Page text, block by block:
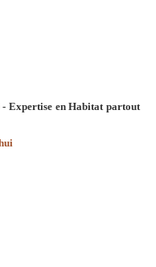
- Expertise en Habitat partout